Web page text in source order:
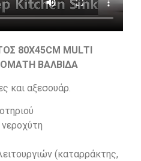
80Χ45CΜ ΜULΤΙ
ΒΑΛΒΙΔΑ
και αξεσουάρ.
(καταρράκτης,